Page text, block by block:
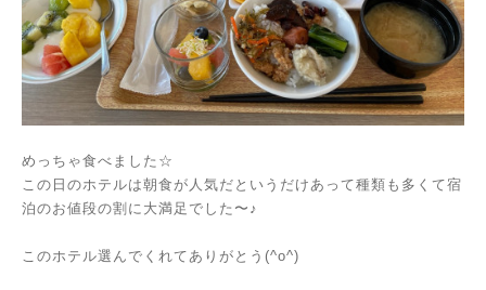
めっちゃ食べました☆
この日のホテルは朝食が人気だというだけあって種類も多くて宿
泊のお値段の割に大満足でした〜♪
このホテル選んでくれてありがとう(^o^)